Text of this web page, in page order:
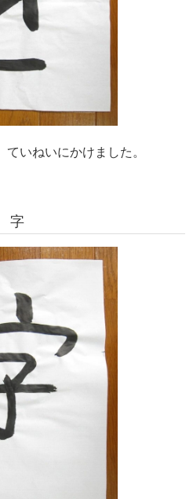
ていねいにかけました。
字